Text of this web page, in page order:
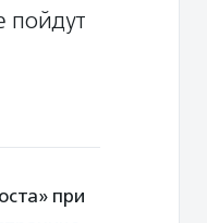
пойдут
при